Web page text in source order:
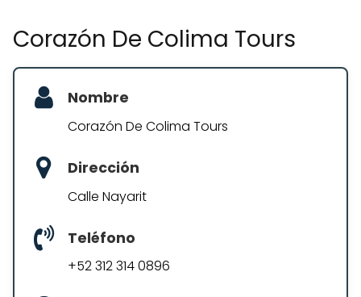
Corazón De Colima Tours
Nombre
Corazón De Colima Tours
Dirección
Calle Nayarit
Teléfono
+52 312 314 0896